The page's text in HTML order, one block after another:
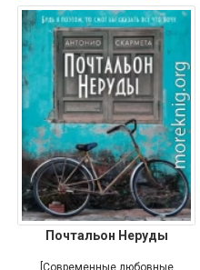
Почтальон Неруды
[Современные любовные